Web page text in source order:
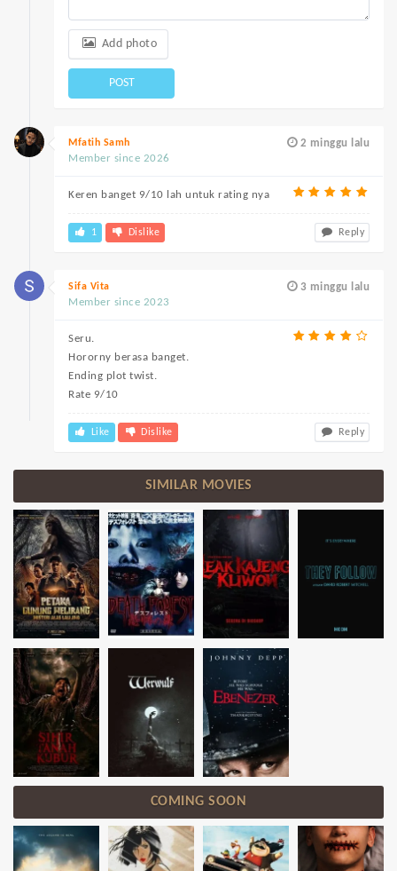
Add photo
POST
2 minggu lalu
Mfatih Samh
Member since 2026
Keren banget 9/10 lah untuk rating nya
1 Dislike Reply
3 minggu lalu
Sifa Vita
Member since 2023
Seru.
Hororny berasa banget.
Ending plot twist.
Rate 9/10
Like Dislike Reply
SIMILAR MOVIES
COMING SOON